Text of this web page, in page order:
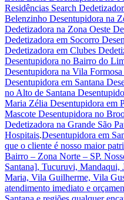
Residências Search
Belenzinho Desentupidora na
Dedetizadora na Zona Oeste
Dedetizadora em Socorro
Dedetizadora em Clubes
Desentupidora no Bairro do
Desentupidora na Vila
Desentupidora em Santana
no Alto de Santana
Maria Zélia Desentupidora em
Mascote Desentupidora no
Dedetizadora na Grande São
Hospitais.Desentupidora em
que o cliente é nosso maior
Bairro – Zona Norte – SP.
Santana], Tucuruvi, Mandaqui,
Maria, Vila Guilherme, Vila
atendimento imediato e